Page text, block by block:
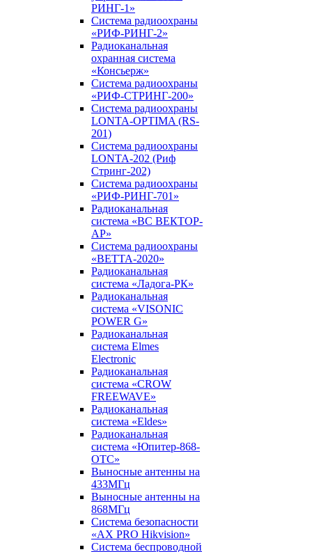
РИНГ-1»
Система радиоохраны
«РИФ-РИНГ-2»
Радиоканальная
охранная система
«Консьерж»
Система радиоохраны
«РИФ-СТРИНГ-200»
Система радиоохраны
LONTA-OPTIMA (RS-
201)
Система радиоохраны
LONTA-202 (Риф
Стринг-202)
Система радиоохраны
«РИФ-РИНГ-701»
Радиоканальная
система «ВС ВЕКТОР-
АР»
Система радиоохраны
«ВЕТТА-2020»
Радиоканальная
система «Ладога-РК»
Радиоканальная
система «VISONIC
POWER G»
Радиоканальная
система Elmes
Electronic
Радиоканальная
система «CROW
FREEWAVE»
Радиоканальная
система «Eldes»
Радиоканальная
система «Юпитер-868-
ОТС»
Выносные антенны на
433МГц
Выносные антенны на
868МГц
Система безопасности
«AX PRO Hikvision»
Система беспроводной